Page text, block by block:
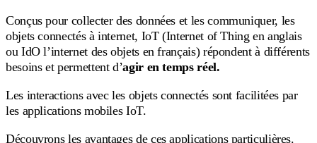
Conçus pour collecter des données et les communiquer, les
objets connectés à internet, IoT (Internet of Thing en anglais
ou IdO l’internet des objets en français) répondent à différents
besoins et permettent d’agir en temps réel.
Les interactions avec les objets connectés sont facilitées par
les applications mobiles IoT.
Découvrons les avantages de ces applications particulières.